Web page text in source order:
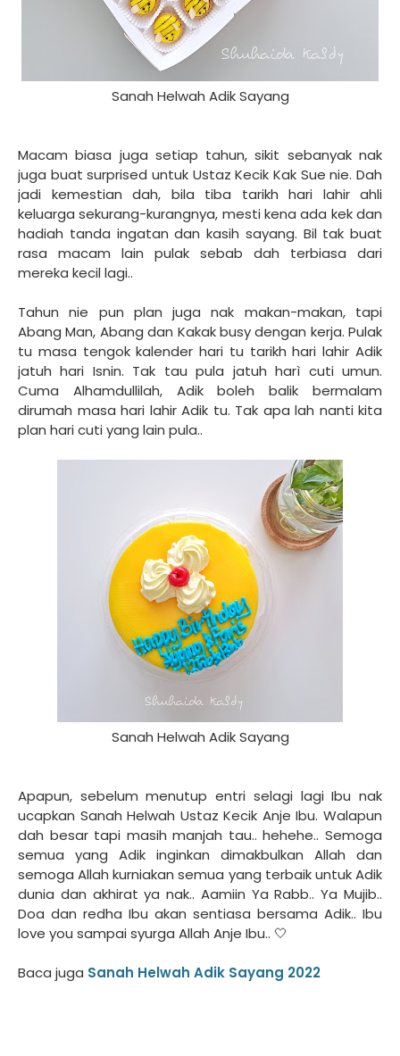
Sanah Helwah Adik Sayang
Macam biasa juga setiap tahun, sikit sebanyak nak
juga buat surprised untuk Ustaz Kecik Kak Sue nie. Dah
jadi kemestian dah, bila tiba tarikh hari lahir ahli
keluarga sekurang-kurangnya, mesti kena ada kek dan
hadiah tanda ingatan dan kasih sayang. Bil tak buat
rasa macam lain pulak sebab dah terbiasa dari
mereka kecil lagi..
Tahun nie pun plan juga nak makan-makan, tapi
Abang Man, Abang dan Kakak busy dengan kerja. Pulak
tu masa tengok kalender hari tu tarikh hari lahir Adik
jatuh hari Isnin. Tak tau pula jatuh harì cuti umun.
Cuma Alhamdullilah, Adik boleh balik bermalam
dirumah masa hari lahir Adik tu. Tak apa lah nanti kita
plan hari cuti yang lain pula..
Sanah Helwah Adik Sayang
Apapun, sebelum menutup entri selagi lagi Ibu nak
ucapkan Sanah Helwah Ustaz Kecik Anje Ibu. Walapun
dah besar tapi masih manjah tau.. hehehe.. Semoga
semua yang Adik inginkan dimakbulkan Allah dan
semoga Allah kurniakan semua yang terbaik untuk Adik
dunia dan akhirat ya nak.. Aamiin Ya Rabb.. Ya Mujib..
Doa dan redha Ibu akan sentiasa bersama Adik.. Ibu
love you sampai syurga Allah Anje Ibu.. 🤍
Baca juga Sanah Helwah Adik Sayang 2022